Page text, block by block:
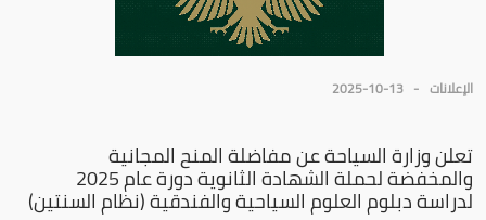
الإعلانات 2025-10-13
تعلن وزارة السياحة عن مفاضلة المنح المجانية
والمخفضة لحملة الشهادة الثانوية دورة عام 2025
لدراسة دبلوم العلوم السياحية والفندقية (نظام السنتين)